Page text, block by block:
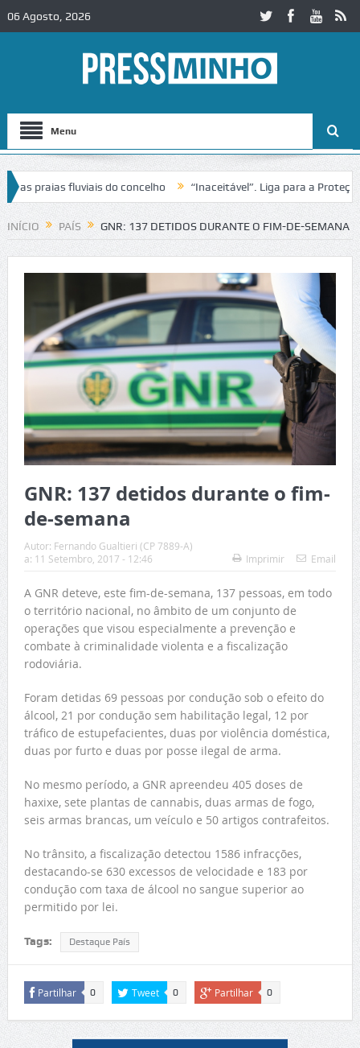
06 Agosto, 2026
Menu
praias fluviais do concelho “Inaceitável”. Liga para a Proteção da
de trânsito no IC2 em Alcobaça Igreja do Castelo de Cerveira
INÍCIO PAÍS GNR: 137 DETIDOS DURANTE O FIM-DE-SEMANA
GNR: 137 detidos durante o fim-
de-semana
Autor: Fernando Gualtieri (CP 7889-A)
a: 11 Setembro, 2017 - 12:46 Imprimir Email
A GNR deteve, este fim-de-semana, 137 pessoas, em todo
o território nacional, no âmbito de um conjunto de
operações que visou especialmente a prevenção e
combate à criminalidade violenta e a fiscalização
rodoviária.
Foram detidas 69 pessoas por condução sob o efeito do
álcool, 21 por condução sem habilitação legal, 12 por
tráfico de estupefacientes, duas por violência doméstica,
duas por furto e duas por posse ilegal de arma.
No mesmo período, a GNR apreendeu 405 doses de
haxixe, sete plantas de cannabis, duas armas de fogo,
seis armas brancas, um veículo e 50 artigos contrafeitos.
No trânsito, a fiscalização detectou 1586 infracções,
destacando-se 630 excessos de velocidade e 183 por
condução com taxa de álcool no sangue superior ao
permitido por lei.
Tags: Destaque País
Partilhar 0 Tweet 0 Partilhar 0